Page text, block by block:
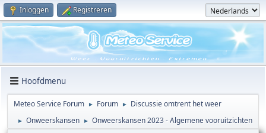
Inloggen Registreren
Hoofdmenu
Meteo Service Forum ► Forum ► Discussie omtrent het weer
► Onweerskansen ► Onweerskansen 2023 - Algemene vooruitzichten